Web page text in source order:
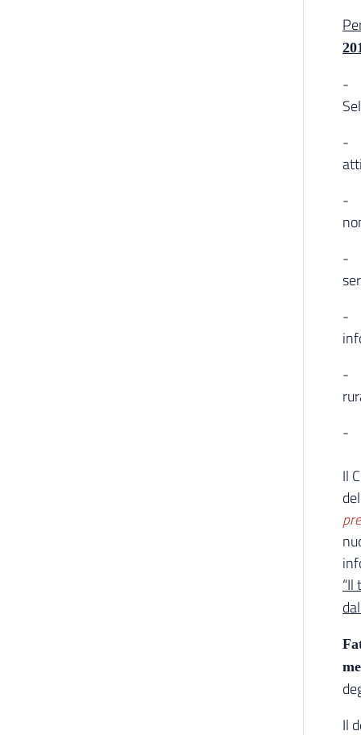
-
-
-
-
-
-
-
Il
Il